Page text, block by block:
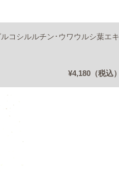
コシルルチン･ウワウルシ葉エキ
¥4,180（税込）